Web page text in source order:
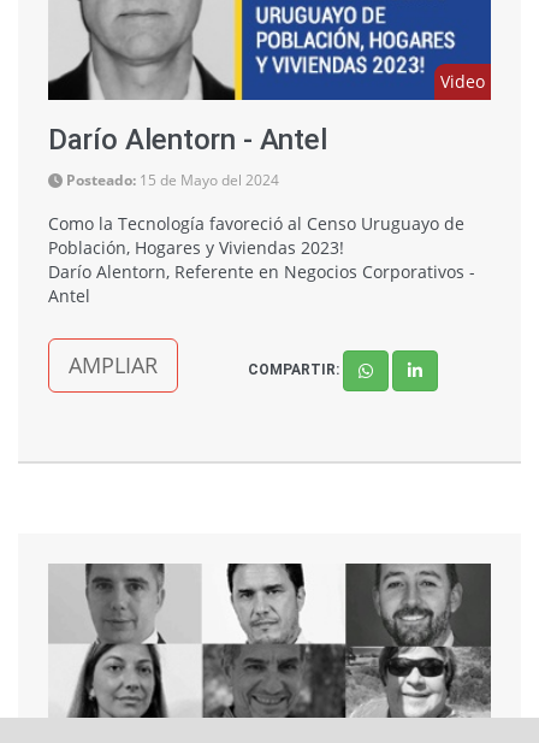
Video
Darío Alentorn - Antel
Posteado: 15 de Mayo del 2024
Como la Tecnología favoreció al Censo Uruguayo de
Población, Hogares y Viviendas 2023!
Darío Alentorn, Referente en Negocios Corporativos -
Antel
AMPLIAR COMPARTIR: